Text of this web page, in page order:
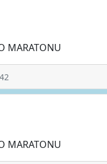
MARATONU
MARATONU